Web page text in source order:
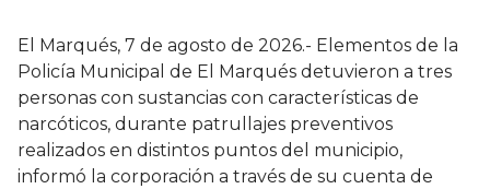
El Marqués, 7 de agosto de 2026.- Elementos de la
Policía Municipal de El Marqués detuvieron a tres
personas con sustancias con características de
narcóticos, durante patrullajes preventivos
realizados en distintos puntos del municipio,
informó la corporación a través de su cuenta de